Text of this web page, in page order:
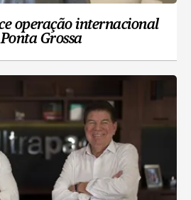
operação internacional
Grossa